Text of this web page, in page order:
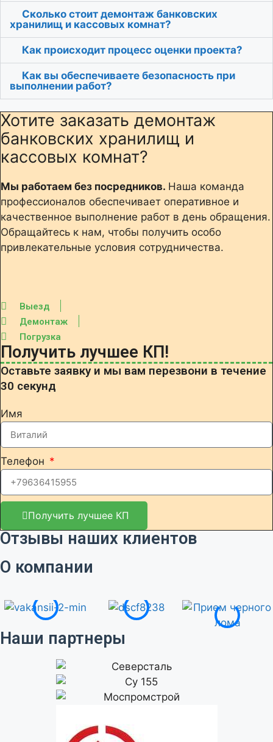
Сколько стоит демонтаж банковских
хранилищ и кассовых комнат?
Как происходит процесс оценки проекта?
Как вы обеспечиваете безопасность при
выполнении работ?
Хотите заказать демонтаж
банковских хранилищ и
кассовых комнат?
Мы работаем без посредников. Наша команда
профессионалов обеспечивает оперативное и
качественное выполнение работ в день обращения.
Обращайтесь к нам, чтобы получить особо
привлекательные условия сотрудничества.
Выезд
Демонтаж
Погрузка
Получить лучшее КП!
Оставьте заявку и мы вам перезвони в течение
30 секунд
Имя
Телефон
Получить лучшее КП
Отзывы наших клиентов
О компании
Наши партнеры